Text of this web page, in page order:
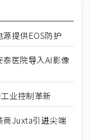
提供EOS防护
医院导入AI影像
业控制革新
商Juxta引进尖端